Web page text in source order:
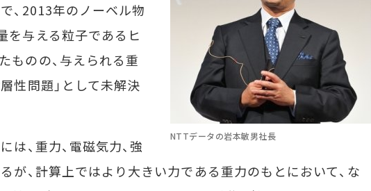
NTTデータの岩本敏男社長
、2013年のノーベル物
を与える粒子であるヒ
ものの、与えられる重
性問題」として未解決
は、重力、電磁気力、強
が、計算上ではより大きい力である重力のもとにおいて、な